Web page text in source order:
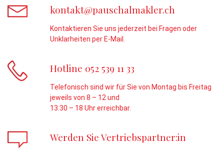
kontakt@pauschalmakler.ch
Kontaktieren Sie uns jederzeit bei Fragen oder
Unklarheiten per E-Mail.
Hotline 052 539 11 33
Telefonisch sind wir für Sie von Montag bis Freitag
jeweils von 8 – 12 und
13:30 – 18 Uhr erreichbar.
Werden Sie Vertriebspartner:in